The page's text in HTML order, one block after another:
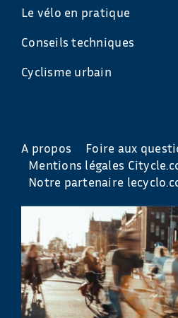
Le vélo en pratique
Conseils techniques
Cyclisme urbain
A propos
Foire aux
Mentions légales
Notre partenaire